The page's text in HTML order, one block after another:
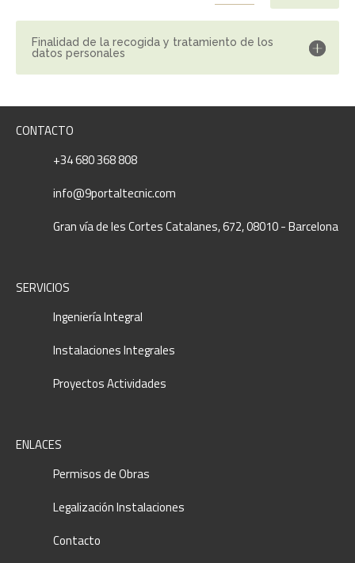
Finalidad de la recogida y tratamiento de los
datos personales
CONTACTO
+34 680 368 808
info@9portaltecnic.com
Gran vía de les Cortes Catalanes, 672, 08010 - Barcelona
SERVICIOS
Ingeniería Integral
Instalaciones Integrales
Proyectos Actividades
ENLACES
Permisos de Obras
Legalización Instalaciones
Contacto